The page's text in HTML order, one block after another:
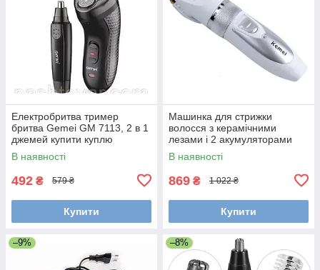
Електробритва тример
бритва Gemei GM 7113, 2 в 1
джемей купити куплю
В наявності
492 ₴ 579 ₴
Купити
Машинка для стрижки
волосся з керамічними
лезами і 2 акумуляторами
Kemei 6688
В наявності
869 ₴ 1 022 ₴
Купити
–9% –8%